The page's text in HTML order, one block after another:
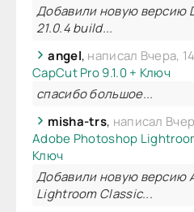
Добавили новую версию
21.0.4 build...
angel, написал Вчера,
CapCut Pro 9.1.0 + Ключ
спасибо большое...
misha-trs, написал
Adobe Photoshop
Ключ
Добавили новую версию
Lightroom Classic...